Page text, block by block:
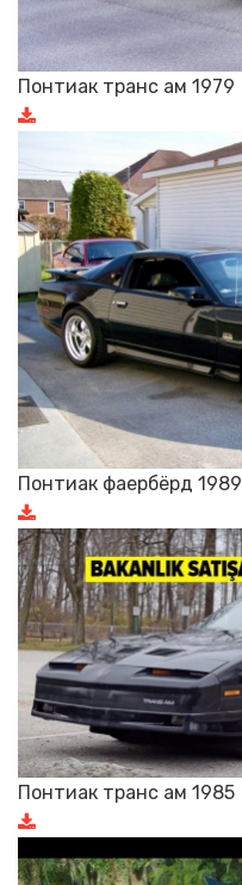
Понтиак транс ам 1979
Понтиак фаербёрд 1989
Понтиак транс ам 1985